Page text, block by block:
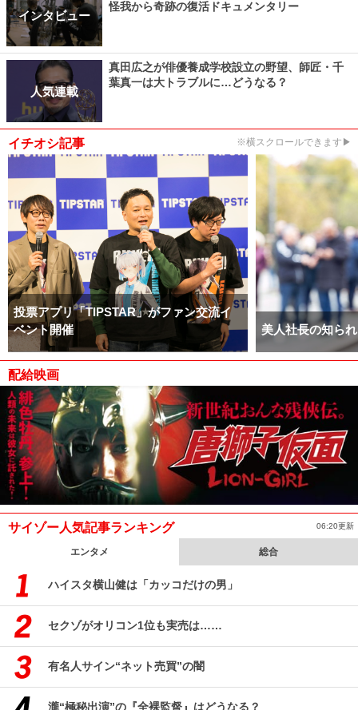
インタビュー
怪我から奇跡の復活ドキュメンタリー
人気連載
真田広之が俳優養成学校設立の野望、師匠・千
葉真一は大トラブルに…どうなる？
イチオシ記事 ※横スクロールできます▶
投票アプリ「TIPSTAR」がファン交流イ
ベント開催
美人社長の知ら
配給映画
サイゾー人気記事ランキング 06:20更新
エンタメ 総合
ハイスタ横山健は「カッコだけの男」
セクゾがオリコン1位も実売は……
有名人サイン“ネット売買”の闇
瀧“極秘出演”の『全裸監督』はどうなる？